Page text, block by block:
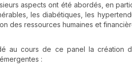
aspects ont été abordés, en
les diabétiques, les
des ressources humaines et
au cours de ce panel la création
: